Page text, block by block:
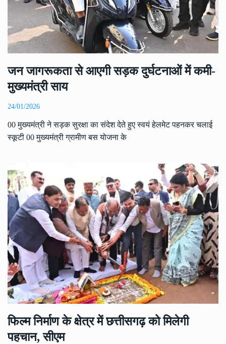
जन जागरूकता से आएगी सड़क दुर्घटनाओं में कमी-
मुख्यमंत्री साय
24/01/2026
00 मुख्यमंत्री ने सड़क सुरक्षा का संदेश देते हुए स्वयं हेलमेट पहनकर चलाई
स्कूटी 00 मुख्यमंत्री ग्रामीण बस योजना के
फिल्म निर्माण के क्षेत्र में छत्तीसगढ़ को मिलेगी
पहचान, सीएम